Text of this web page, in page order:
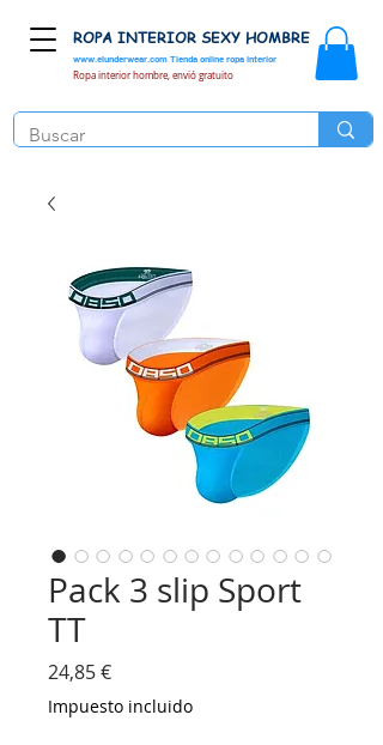
www.elunderwear.com Tienda online ropa interior
ROPA INTERIOR SEXY HOMBRE
Ropa interior hombre, envió gratuito
Pack 3 slip Sport
TT
24,85 €Precio
Impuesto incluido